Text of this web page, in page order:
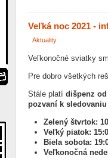
Veľká noc 2021 -
Aktuality
Veľkonočné sviatky
Pre dobro všetkých
Stále platí dišpenz
pozvaní k
Zelený štvrtok:
Veľký piatok:
Biela sobota:
Veľkonočná